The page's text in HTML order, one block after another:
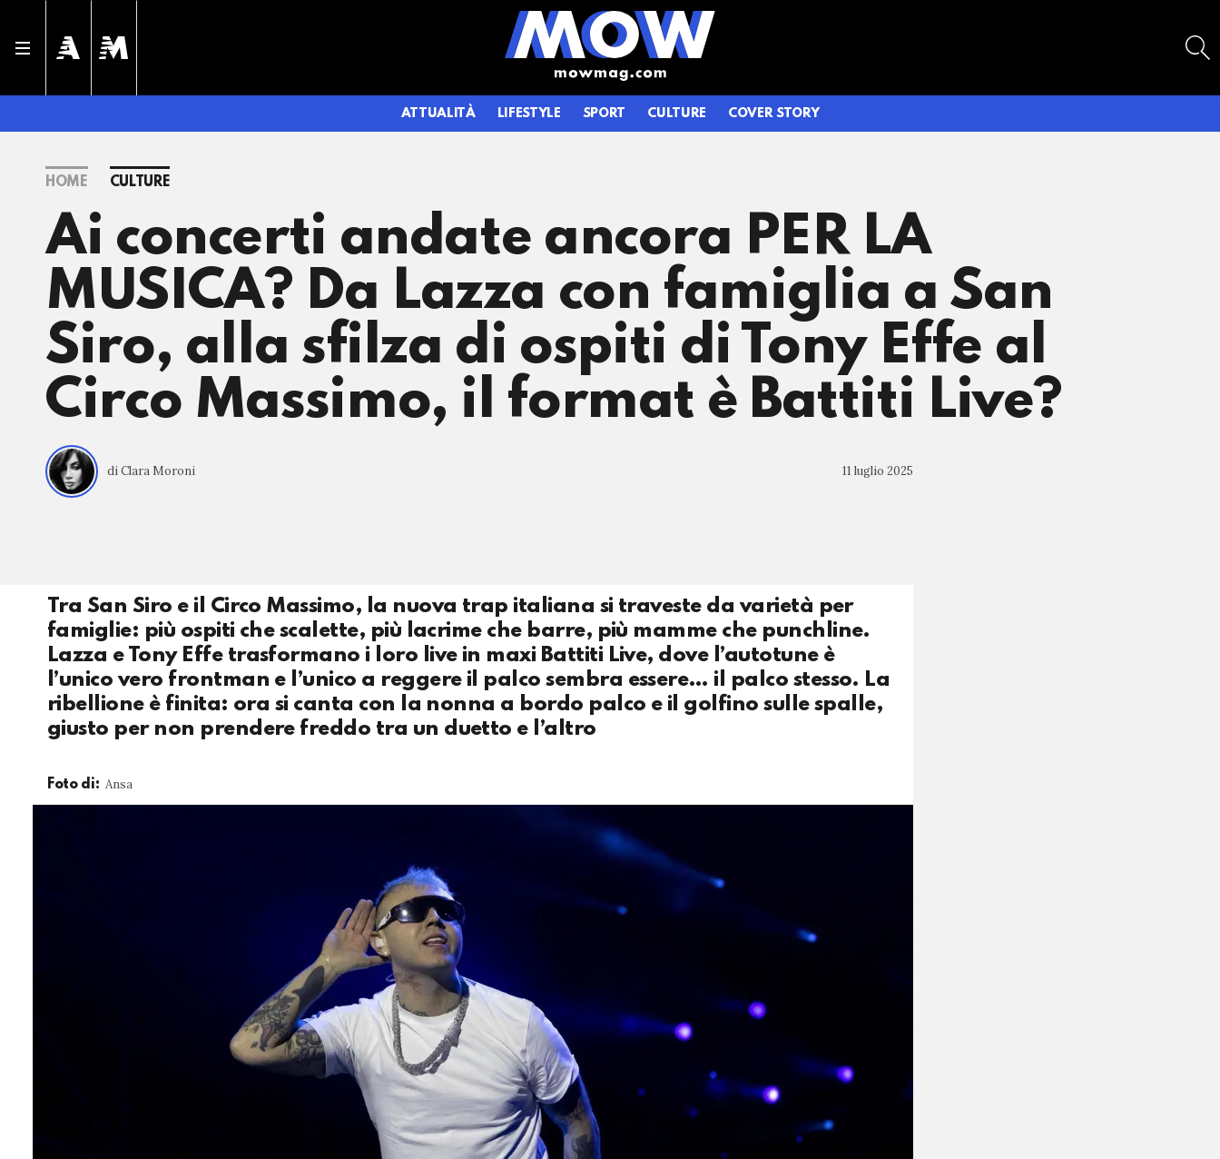
ATTUALITÀ LIFESTYLE SPORT CULTURE COVER STORY
HOME CULTURE
Ai concerti andate ancora PER LA
MUSICA? Da Lazza con famiglia a San
Siro, alla sfilza di ospiti di Tony Effe al
Circo Massimo, il format è Battiti Live?
di Clara Moroni 11 luglio 2025
Tra San Siro e il Circo Massimo, la nuova trap italiana si traveste da varietà per
famiglie: più ospiti che scalette, più lacrime che barre, più mamme che punchline.
Lazza e Tony Effe trasformano i loro live in maxi Battiti Live, dove l’autotune è
l’unico vero frontman e l’unico a reggere il palco sembra essere… il palco stesso. La
ribellione è finita: ora si canta con la nonna a bordo palco e il golfino sulle spalle,
giusto per non prendere freddo tra un duetto e l’altro
Foto di: Ansa